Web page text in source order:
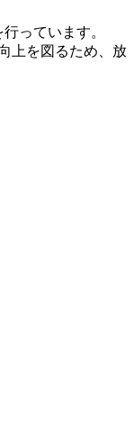
っています。
上を図るため、放